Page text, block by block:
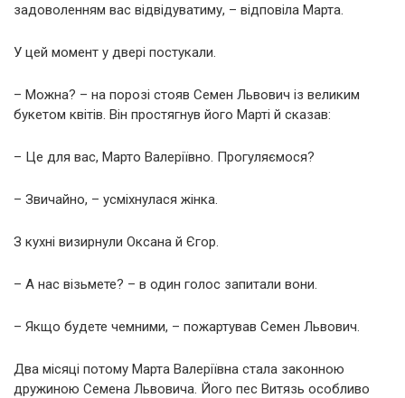
задоволенням вас відвідуватиму, – відповіла Марта.
У цей момент у двері постукали.
– Можна? – на порозі стояв Семен Львович із великим
букетом квітів. Він простягнув його Марті й сказав:
– Це для вас, Марто Валеріївно. Прогуляємося?
– Звичайно, – усміхнулася жінка.
З кухні визирнули Оксана й Єгор.
– А нас візьмете? – в один голос запитали вони.
– Якщо будете чемними, – пожартував Семен Львович.
Два місяці потому Марта Валеріївна стала законною
дружиною Семена Львовича. Його пес Витязь особливо